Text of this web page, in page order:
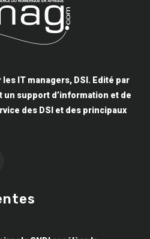
IT managers, DSI. Edité par
un support d’information et de
des DSI et des principaux